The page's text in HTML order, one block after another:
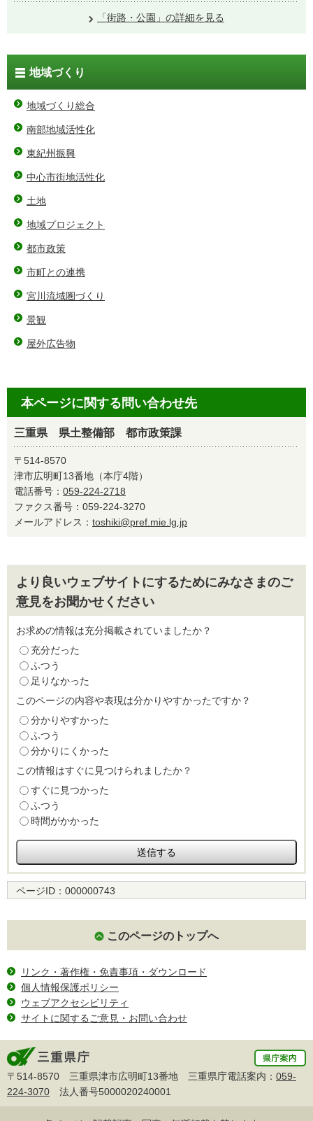
「街路・公園」の詳細を見る
地域づくり
地域づくり総合
南部地域活性化
東紀州振興
中心市街地活性化
土地
地域プロジェクト
都市政策
市町との連携
宮川流域圏づくり
景観
屋外広告物
本ページに関する問い合わせ先
三重県 県土整備部 都市政策課
〒514-8570
津市広明町13番地（本庁4階）
電話番号： 059-224-2718
ファクス番号：059-224-3270
メールアドレス： toshiki@pref.mie.lg.jp
より良いウェブサイトにするためにみなさまのご
意見をお聞かせください
お求めの情報は充分掲載されていましたか？
充分だった
ふつう
足りなかった
このページの内容や表現は分かりやすかったですか？
分かりやすかった
ふつう
分かりにくかった
この情報はすぐに見つけられましたか？
すぐに見つかった
ふつう
時間がかかった
ページID： 000000743
このページのトップへ
リンク・著作権・免責事項・ダウンロード
個人情報保護ポリシー
ウェブアクセシビリティ
サイトに関するご意見・お問い合わせ
〒514-8570 三重県津市広明町13番地 三重県庁電話案内： 059-
224-3070 法人番号5000020240001